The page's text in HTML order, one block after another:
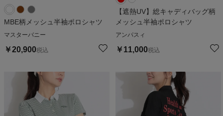
MBE柄メッシュ半袖ポロシャツ
マスターバニー
￥20,900税込
【遮熱UV】総キャディバッグ柄
メッシュ半袖ポロシャツ
アンパスィ
￥ 11,000税込